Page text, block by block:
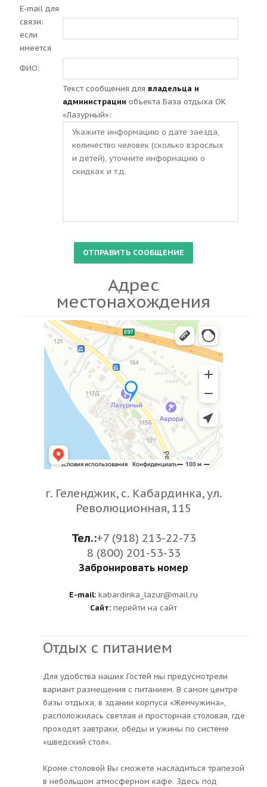
E-mail для
связи:
если
имеется
ФИО:
Текст сообщения для владельца и
администрации объекта База отдыха ОК
«Лазурный»:
Адрес
местонахождения
г. Геленджик, с. Кабардинка, ул.
Революционная, 115
Тел.:+7 (918) 213-22-73
8 (800) 201-53-33
Забронировать номер
E-mail: kabardinka_lazur@mail.ru
Сайт: перейти на сайт
Отдых с питанием
Для удобства наших Гостей мы предусмотрели
вариант размещения с питанием. В самом центре
базы отдыха, в здании корпуса «Жемчужина»,
расположилась светлая и просторная столовая, где
проходят завтраки, обеды и ужины по системе
«шведский стол».
Кроме столовой Вы сможете насладиться трапезой
в небольшом атмосферном кафе. Здесь под